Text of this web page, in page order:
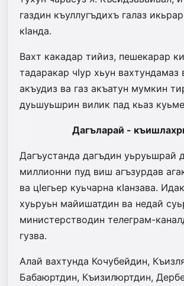
газдин къуллугъдихъ галаз
кIанда.
Вахт какадар тийиз, пешекарар
тадаракар чIур хьун вахтундамаз
акъудиз ва газ акъатун мумкин
дуьшуьшрин вилик пад кьаз
Дагъларай -
Дагъустанда дагъдин уьруьшрай
миллионни пуд виш агъзурдав
ва цIегьер куьчарна кIанзава.
хуьруьн ­майишатдин ва недай
минис­­­­терстводин телеграм-
гузва.
Алай вахтунда Кочубейдин,
Бабаюртдин, Къизилюртдин,